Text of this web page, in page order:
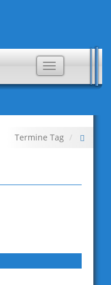
Toggle
navigation
Termine Tag